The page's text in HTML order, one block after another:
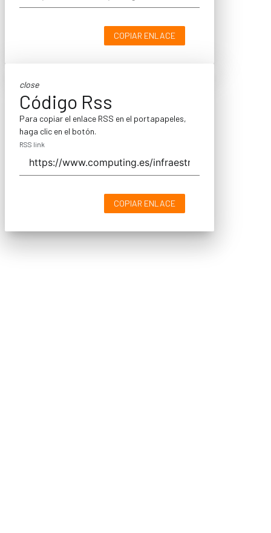
COPIAR ENLACE
close
Código Rss
Para copiar el enlace RSS en el portapapeles,
haga clic en el botón.
RSS link
COPIAR ENLACE